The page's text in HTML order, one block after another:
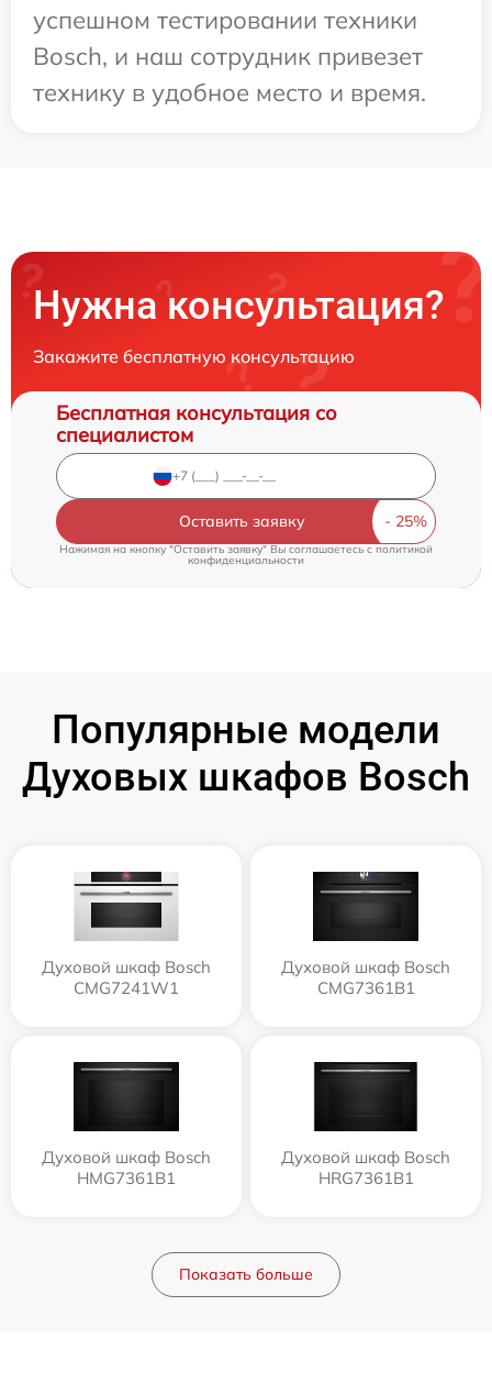
успешном тестировании техники
Bosch, и наш сотрудник привезет
технику в удобное место и время.
Нужна консультация?
Закажите бесплатную консультацию
Бесплатная консультация со
специалистом
Оставить заявку
Нажимая на кнопку "Оставить заявку" Вы соглашаетесь cполитикой
конфиденциальности
Популярные модели
Духовых шкафов Bosch
Духовой шкаф Bosch
CMG7241W1
Духовой шкаф Bosch
CMG7361B1
Духовой шкаф Bosch
HMG7361B1
Духовой шкаф Bosch
HRG7361B1
Показать больше